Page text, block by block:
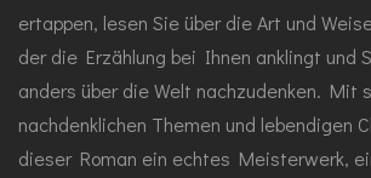
ertappen, lesen Sie über die Art und
der die Erzählung bei Ihnen anklingt und
anders über die Welt nachzudenken. Mit
nachdenklichen Themen und lebendigen
dieser Roman ein echtes Meisterwerk,